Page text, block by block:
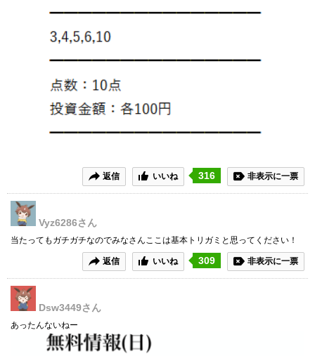
返信 いいね 316 非表示に一票
Vyz6286さん
当たってもガチガチなのでみなさんここは基本トリガミと思ってください！
返信 いいね 309 非表示に一票
Dsw3449さん
あったんないねー